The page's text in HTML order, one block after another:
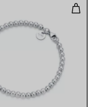
Armreif in